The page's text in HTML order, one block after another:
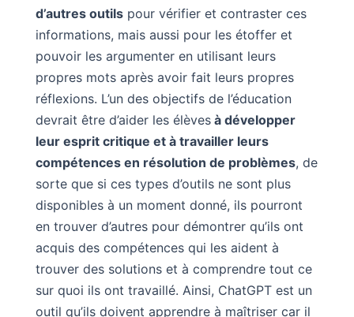
d’autres outilspour vérifier et contraster ces
informations, mais aussi pour les étoffer et
pouvoir les argumenter en utilisant leurs
propres mots après avoir fait leurs propres
réflexions. L’un des objectifs de l’éducation
devrait être d’aider les élèvesà développer
leur esprit critique et à travailler leurs
compétences en résolution de problèmes, de
sorte que si ces types d’outils ne sont plus
disponibles à un moment donné, ils pourront
en trouver d’autres pour démontrer qu’ils ont
acquis des compétences qui les aident à
trouver des solutions et à comprendre tout ce
sur quoi ils ont travaillé. Ainsi, ChatGPT est un
outil qu’ils doivent apprendre à maîtriser car il